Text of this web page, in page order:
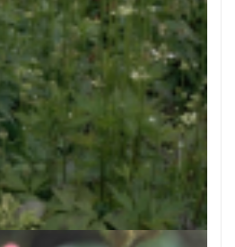
Anemoon
cylindrica